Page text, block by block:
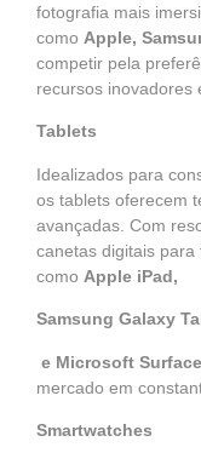
fotografia mais
como Apple,
competir pela
recursos inovadores
Tablets
Idealizados para
os tablets oferecem
avançadas. Com
canetas digitais
como Apple iPad,
Samsung Galaxy
e Microsoft Surface
mercado em
Smartwatches